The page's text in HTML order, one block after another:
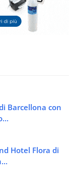
Barcellona con
Hotel Flora di